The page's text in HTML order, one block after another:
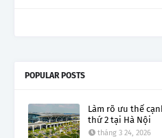
POPULAR POSTS
Làm rõ ưu thế
thứ 2 tại Hà Nội
tháng 3 24, 2026